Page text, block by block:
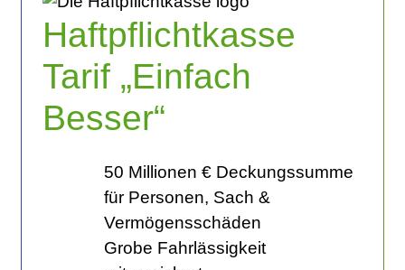
Haftpflichtkasse
Tarif „Einfach
Besser“
50 Millionen € Deckungssumme
für Personen, Sach &
Vermögensschäden
Grobe Fahrlässigkeit